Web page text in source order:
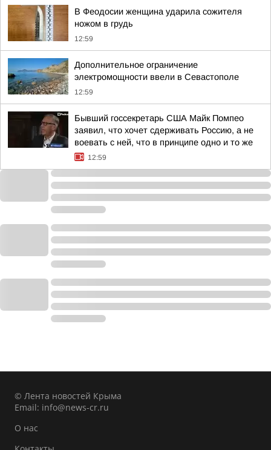
В Феодосии женщина ударила сожителя
ножом в грудь
12:59
Дополнительное ограничение
электромощности ввели в Севастополе
12:59
Бывший госсекретарь США Майк Помпео
заявил, что хочет сдерживать Россию, а не
воевать с ней, что в принципе одно и то же
12:59
© Лента новостей Крыма
Email: info@news-cr.ru
О нас